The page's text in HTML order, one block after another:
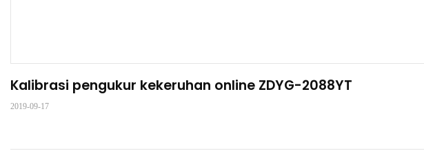
Kalibrasi pengukur kekeruhan online ZDYG-2088YT
2019-09-17